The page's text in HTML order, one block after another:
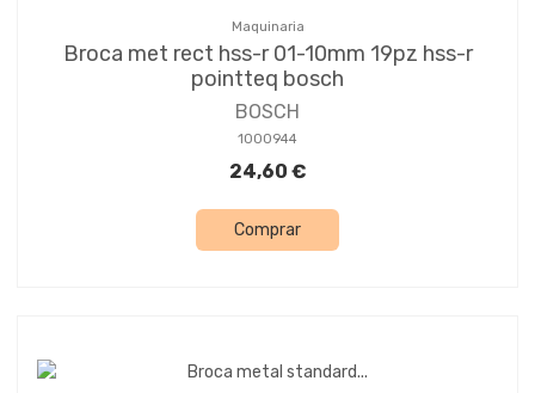
Maquinaria
Broca met rect hss-r 01-10mm 19pz hss-r
pointteq bosch
BOSCH
1000944
24,60 €
Comprar